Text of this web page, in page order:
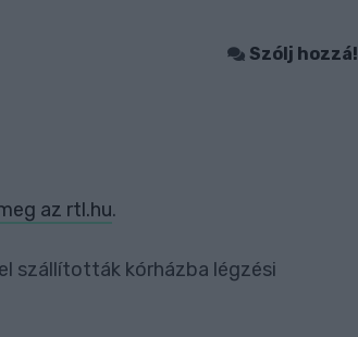
Szólj hozzá!
az rtl.hu.
szállították kórházba légzési